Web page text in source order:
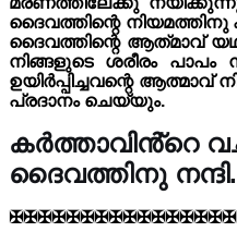
ദൈവത്തിന്റെ
ദൈവത്തിന്റെ ആത്‌മാവ്
നിങ്ങളുടെ ശരീരം പാപം
ഉയിർപ്പിച്ചവന്റെ
പ്രദാനം ചെയ്യും.
കർത്താവിൻ്റെ
ദൈവത്തിനു നന്ദി.